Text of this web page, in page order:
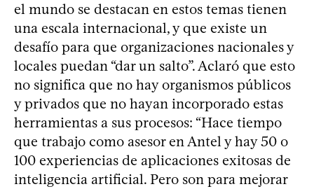
el mundo se destacan en estos temas tienen
una escala internacional, y que existe un
desafío para que organizaciones nacionales y
locales puedan “dar un salto”. Aclaró que esto
no significa que no hay organismos públicos
y privados que no hayan incorporado estas
herramientas a sus procesos: “Hace tiempo
que trabajo como asesor en Antel y hay 50 o
100 experiencias de aplicaciones exitosas de
inteligencia artificial. Pero son para mejorar